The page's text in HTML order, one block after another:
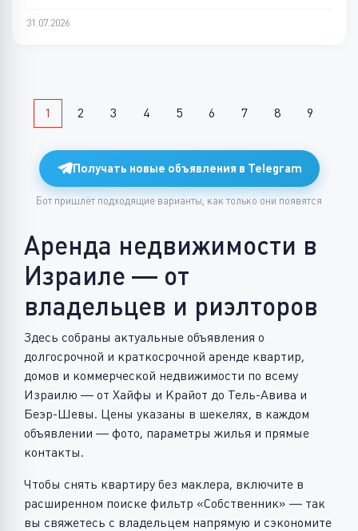
31.07.2026
1 2 3 4 5 6 7 8 9
Получать новые объявления в Telegram
Бот пришлёт подходящие варианты, как только они появятся
Аренда недвижимости в
Израиле — от
владельцев и риэлторов
Здесь собраны актуальные объявления о
долгосрочной и краткосрочной аренде квартир,
домов и коммерческой недвижимости по всему
Израилю — от Хайфы и Крайот до Тель-Авива и
Беэр-Шевы. Цены указаны в шекелях, в каждом
объявлении — фото, параметры жилья и прямые
контакты.
Чтобы снять квартиру без маклера, включите в
расширенном поиске фильтр «Собственник» — так
вы свяжетесь с владельцем напрямую и сэкономите